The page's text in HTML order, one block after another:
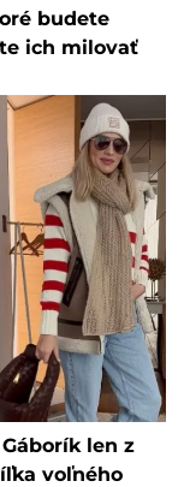
budete
ich milovať
len z
voľného